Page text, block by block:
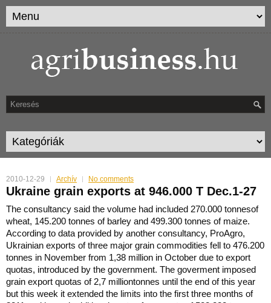
2010-12-29 Archív No comments
Ukraine grain exports at 946.000 T Dec.1-27
The consultancy said the volume had included 270.000 tonnesof
wheat, 145.200 tonnes of barley and 499.300 tonnes of maize.
According to data provided by another consultancy, ProAgro,
Ukrainian exports of three major grain commodities fell to 476.200
tonnes in November from 1,38 million in October due to export
quotas, introduced by the government. The goverment imposed
grain export quotas of 2,7 milliontonnes until the end of this year
but this week it extended the limits into the first three months of